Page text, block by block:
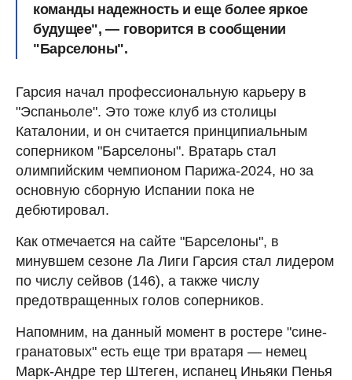
команды надежность и еще более яркое
будущее", — говорится в сообщении
"Барселоны".
Гарсия начал профессиональную карьеру в
"Эспаньоле". Это тоже клуб из столицы
Каталонии, и он считается принципиальным
соперником "Барселоны". Вратарь стал
олимпийским чемпионом Парижа-2024, но за
основную сборную Испании пока не
дебютировал.
Как отмечается на сайте "Барселоны", в
минувшем сезоне Ла Лиги Гарсия стал лидером
по числу сейвов (146), а также числу
предотвращенных голов соперников.
Напомним, на данный момент в ростере "сине-
гранатовых" есть еще три вратаря — немец
Марк-Андре тер Штеген, испанец Иньяки Пенья